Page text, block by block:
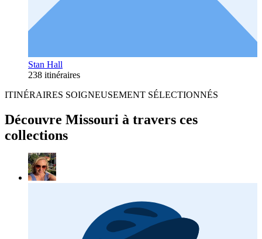
Stan Hall
238 itinéraires
ITINÉRAIRES SOIGNEUSEMENT SÉLECTIONNÉS
Découvre Missouri à travers ces
collections